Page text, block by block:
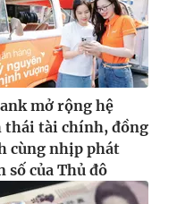
mở rộng hệ
thái tài chính, đồng
cùng nhịp phát
số của Thủ đô